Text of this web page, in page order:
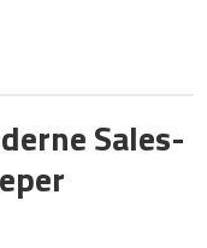
folgenden Abschnitte
den eigentlichen
Sales-